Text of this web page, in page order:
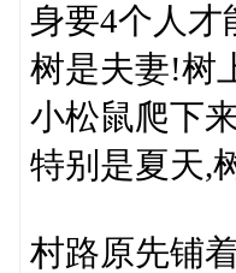
身要4个人才
树是夫妻!树
小松鼠爬下
特别是夏天,
村路原先铺